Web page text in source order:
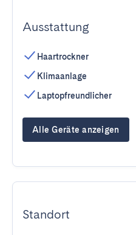
Ausstattung
Haartrockner
Klimaanlage
Laptopfreundlicher
Alle Geräte anzeigen
Standort